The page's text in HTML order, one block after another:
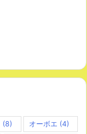
(8) オーボエ (4)